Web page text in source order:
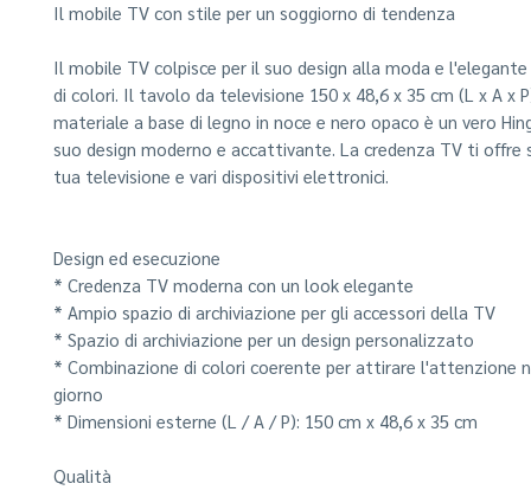
Il mobile TV con stile per un soggiorno di tendenza
Il mobile TV colpisce per il suo design alla moda e
di colori. Il tavolo da televisione 150 x 48,6 x 35 cm (L x A x
materiale a base di legno in noce e nero opaco è un vero
suo design moderno e accattivante. La credenza TV ti offre
tua televisione e vari dispositivi elettronici.
Design ed esecuzione
* Credenza TV moderna con un look elegante
* Ampio spazio di archiviazione per gli accessori della TV
* Spazio di archiviazione per un design personalizzato
* Combinazione di colori coerente per attirare l'attenzione
giorno
* Dimensioni esterne (L / A / P): 150 cm x 48,6 x 35 cm
Qualità